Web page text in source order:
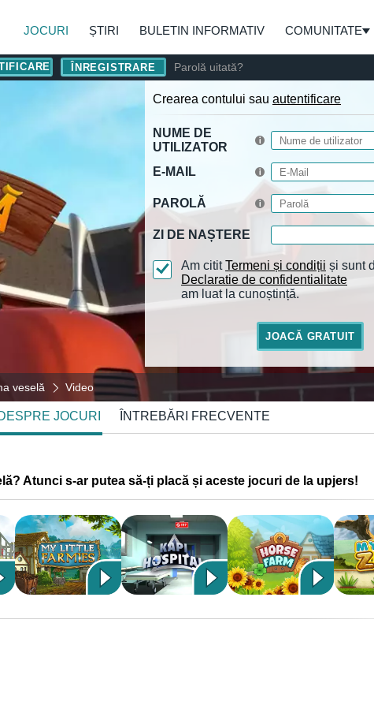
JOCURI ȘTIRI BULETIN INFORMATIV COMUNITATE
ÎNREGISTRARE Parolă uitată?
Crearea contului sau autentificare
NUME DE
UTILIZATOR
E-MAIL
PAROLĂ
ZI DE NAȘTERE
Am cititTermeni și condiții și sunt
Declaratie de confidentialitate
am luat la cunoștință.
veselă Video
JOCURI ÎNTREBĂRI FRECVENTE
Atunci s-ar putea să-ți placă și aceste jocuri de la upjers!